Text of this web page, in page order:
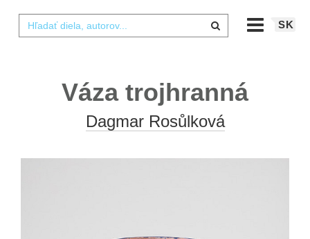
SK
Váza trojhranná
Dagmar Rosůlková